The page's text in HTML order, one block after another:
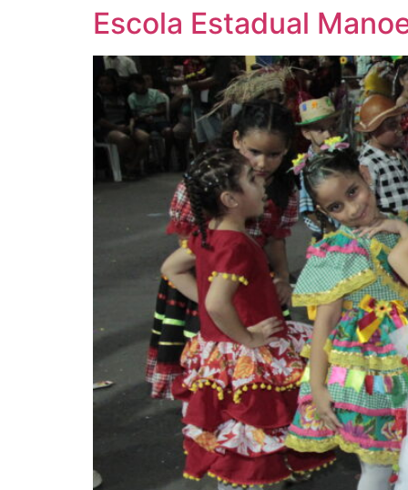
Escola Estadual